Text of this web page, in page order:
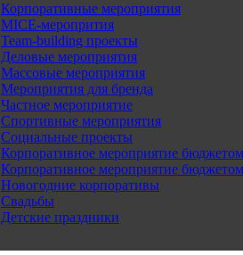
Корпоративные мероприятия
MICE-меропрития
Team-building проекты
Деловые мероприятия
Массовые мероприятия
Мероприятия для бренда
Частное мероприятие
Спортивные мероприятия
Социальные проекты
Корпоративное мероприятие бюджетом
Корпоративное мероприятие
Новогодние корпоративы
Свадьбы
Детские праздники